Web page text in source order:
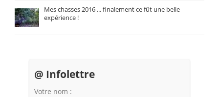
Mes chasses 2016 ... finalement ce fût une belle
expérience !
@ Infolettre
Votre nom :